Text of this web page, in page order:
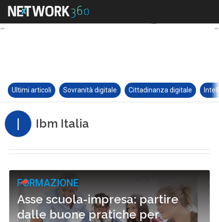
Ultimi articoli Sovranità digitale Cittadinanza digitale
I Ibm Italia
FORMAZIONE
Asse scuola-impresa: partire
dalle buone pratiche per